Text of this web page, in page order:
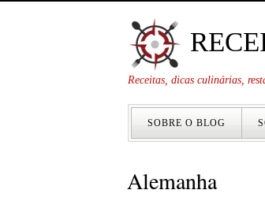
Receitas, dicas culinárias,
SOBRE O BLOG
Alemanha